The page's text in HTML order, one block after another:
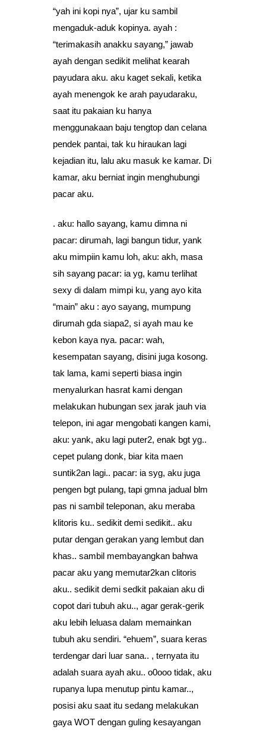
“yah ini kopi nya”, ujar ku sambil
mengaduk-aduk kopinya. ayah :
“terimakasih anakku sayang,” jawab
ayah dengan sedikit melihat kearah
payudara aku. aku kaget sekali, ketika
ayah menengok ke arah payudaraku,
saat itu pakaian ku hanya
menggunakaan baju tengtop dan celana
pendek pantai, tak ku hiraukan lagi
kejadian itu, lalu aku masuk ke kamar. Di
kamar, aku berniat ingin menghubungi
pacar aku.
. aku: hallo sayang, kamu dimna ni
pacar: dirumah, lagi bangun tidur, yank
aku mimpiin kamu loh, aku: akh, masa
sih sayang pacar: ia yg, kamu terlihat
sexy di dalam mimpi ku, yang ayo kita
“main” aku : ayo sayang, mumpung
dirumah gda siapa2, si ayah mau ke
kebon kaya nya. pacar: wah,
kesempatan sayang, disini juga kosong.
tak lama, kami seperti biasa ingin
menyalurkan hasrat kami dengan
melakukan hubungan sex jarak jauh via
telepon, ini agar mengobati kangen kami,
aku: yank, aku lagi puter2, enak bgt yg..
cepet pulang donk, biar kita maen
suntik2an lagi.. pacar: ia syg, aku juga
pengen bgt pulang, tapi gmna jadual blm
pas ni sambil teleponan, aku meraba
klitoris ku.. sedikit demi sedikit.. aku
putar dengan gerakan yang lembut dan
khas.. sambil membayangkan bahwa
pacar aku yang memutar2kan clitoris
aku.. sedikit demi sedkit pakaian aku di
copot dari tubuh aku.., agar gerak-gerik
aku lebih leluasa dalam memainkan
tubuh aku sendiri. “ehuem”, suara keras
terdengar dari luar sana.. , ternyata itu
adalah suara ayah aku.. o0ooo tidak, aku
rupanya lupa menutup pintu kamar..,
posisi aku saat itu sedang melakukan
gaya WOT dengan guling kesayangan